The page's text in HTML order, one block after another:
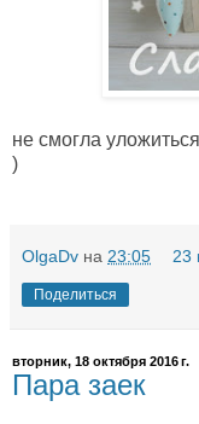
не смогла
)
OlgaDv на 23:05 23
Поделиться
вторник, 18 октября 2016 г.
Пара заек